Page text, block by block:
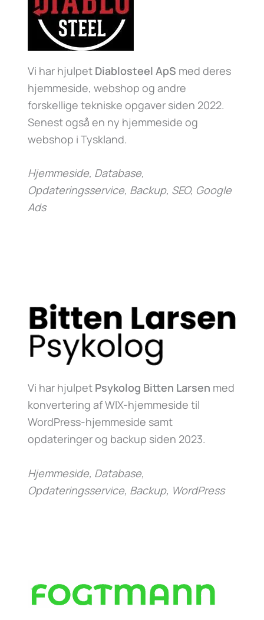
Vi har hjulpet Diablosteel ApS med deres
hjemmeside, webshop og andre
forskellige tekniske opgaver siden 2022.
Senest også en ny hjemmeside og
webshop i Tyskland.
Hjemmeside, Database,
Opdateringsservice, Backup, SEO, Google
Ads
Vi har hjulpet Psykolog Bitten Larsen med
konvertering af WIX-hjemmeside til
WordPress-hjemmeside samt
opdateringer og backup siden 2023.
Hjemmeside, Database,
Opdateringsservice, Backup, WordPress